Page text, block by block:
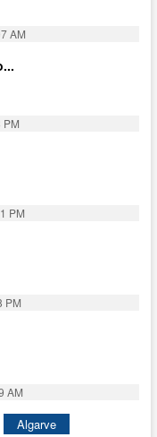
AM
PM
PM
PM
AM
Algarve